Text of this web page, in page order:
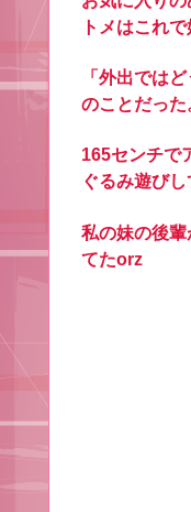
トメはこれ
「外出では
のことだった
165センチで
ぐるみ遊び
私の妹の後
てたorz